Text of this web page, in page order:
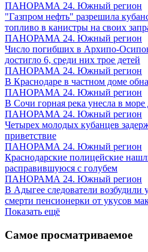
ПАНОРАМА 24. Южный регион
"Газпром нефть" разрешила
топливо в канистры на своих
ПАНОРАМА 24. Южный регион
Число погибших в Архипо-
достигло 6, среди них трое детей
ПАНОРАМА 24. Южный регион
В Краснодаре в частном доме
ПАНОРАМА 24. Южный регион
В Сочи горная река унесла в
ПАНОРАМА 24. Южный регион
Четырех молодых кубанцев
приветствие
ПАНОРАМА 24. Южный регион
Краснодарские полицейские
расправившуюся с голубем
ПАНОРАМА 24. Южный регион
В Адыгее следователи возбудили
смерти пенсионерки от укусов
Показать ещё
Самое просматриваемое